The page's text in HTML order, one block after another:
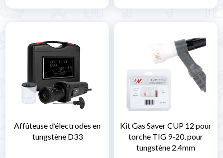
Affûteuse d’électrodes en
tungstène D33
Kit Gas Saver CUP 12 pour
torche TIG 9-20, pour
tungstène 2.4mm